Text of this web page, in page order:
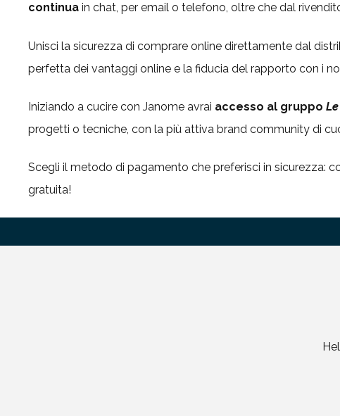
continua in chat, per email o telefono, oltre che dal
Unisci la sicurezza di comprare online direttamente dal
perfetta dei vantaggi online e la fiducia del rapporto con i
Iniziando a cucire con Janome avrai accesso al gruppo
progetti o tecniche, con la più attiva brand community di
Scegli il metodo di pagamento che preferisci in sicurezza:
gratuita!